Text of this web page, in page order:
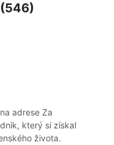
(546)
adrese Za
který si získal
života.